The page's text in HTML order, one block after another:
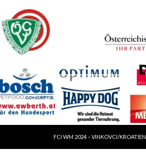
FCI WM 2024 – VINKOVCI/KROATIEN